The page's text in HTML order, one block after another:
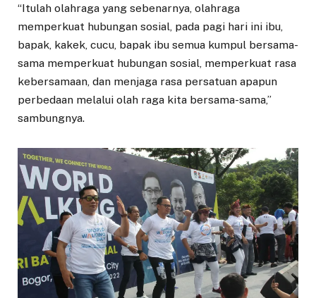
“Itulah olahraga yang sebenarnya, olahraga
memperkuat hubungan sosial, pada pagi hari ini ibu,
bapak, kakek, cucu, bapak ibu semua kumpul bersama-
sama memperkuat hubungan sosial, memperkuat rasa
kebersamaan, dan menjaga rasa persatuan apapun
perbedaan melalui olah raga kita bersama-sama,”
sambungnya.